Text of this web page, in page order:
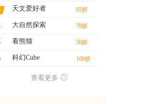
天文爱好者 65折
大自然探索 70折
看熊猫 50折
科幻Cube 100折
查看更多